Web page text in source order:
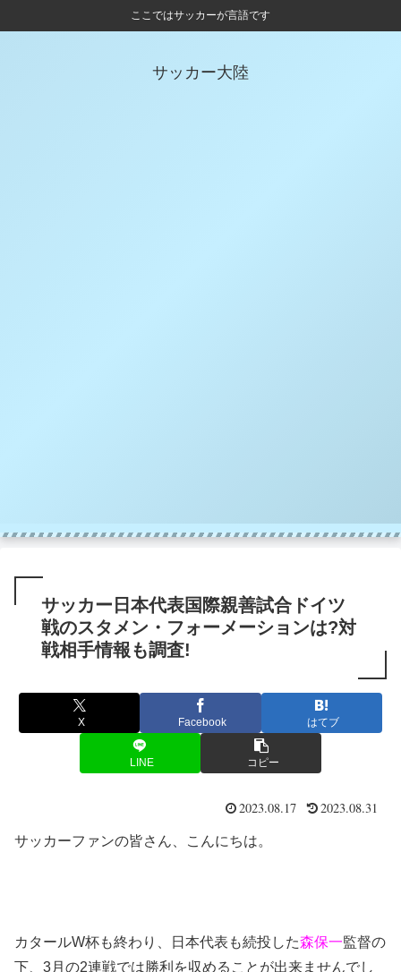
ここではサッカーが言語です
サッカー大陸
サッカー日本代表国際親善試合ドイツ
戦のスタメン・フォーメーションは?対
戦相手情報も調査!
X Facebook はてブ
LINE コピー
2023.08.17 2023.08.31
サッカーファンの皆さん、こんにちは。
カタールW杯も終わり、日本代表も続投した森保一監督の
下、3月の2連戦では勝利を収めることが出来ませんでし